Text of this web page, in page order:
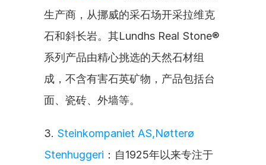
生产商，从挪威的采石场开采拉维克
石和斜长岩。其Lundhs Real Stone®
系列产品由精心挑选的天然石材组
成，不含有害石英矿物，产品包括台
面、瓷砖、外墙等。
3. Steinkompaniet AS,Nøtterø
Stenhuggeri ：自1925年以来专注于